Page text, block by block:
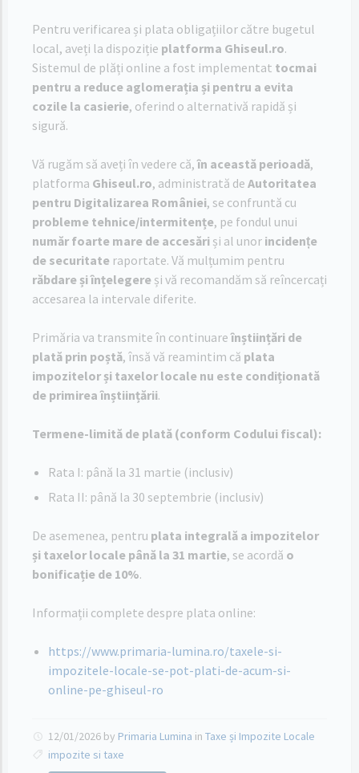
Pentru verificarea și plata obligațiilor către bugetul
local, aveți la dispoziție platforma Ghiseul.ro.
Sistemul de plăți online a fost implementat tocmai
pentru a reduce aglomerația și pentru a evita
cozile la casierie, oferind o alternativă rapidă și
sigură.
Vă rugăm să aveți în vedere că,în această perioadă,
platforma Ghiseul.ro, administrată de Autoritatea
pentru Digitalizarea României, se confruntă cu
probleme tehnice/intermitențe, pe fondul unui
număr foarte mare de accesări și al unor incidențe
de securitate raportate. Vă mulțumim pentru
răbdare și înțelegere și vă recomandăm să reîncercați
accesarea la intervale diferite.
Primăria va transmite în continuareînștiințări de
plată prin poștă, însă vă reamintim că plata
impozitelor și taxelor locale nu este condiționată
de primirea înștiințării.
Termene-limită de plată (conform Codului fiscal):
Rata I: până la 31 martie (inclusiv)
Rata II: până la 30 septembrie (inclusiv)
De asemenea, pentru plata integrală a impozitelor
și taxelor locale până la 31 martie, se acordă o
bonificație de 10%.
Informații complete despre plata online:
https://www.primaria-lumina.ro/taxele-si-
impozitele-locale-se-pot-plati-de-acum-si-
online-pe-ghiseul-ro
12/01/2026 by Primaria Lumina in Taxe și Impozite Locale
impozite si taxe